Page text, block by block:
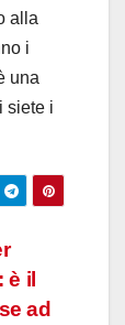
alla
i
una
siete i
è il
ad